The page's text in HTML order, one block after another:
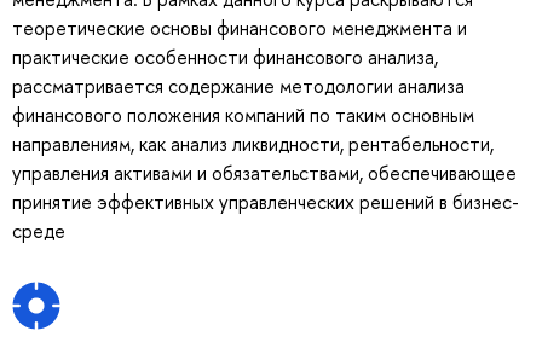
теоретические основы финансового менеджмента и
практические особенности финансового анализа,
рассматривается содержание методологии анализа
финансового положения компаний по таким основным
направлениям, как анализ ликвидности, рентабельности,
управления активами и обязательствами, обеспечивающее
принятие эффективных управленческих решений в бизнес-
среде